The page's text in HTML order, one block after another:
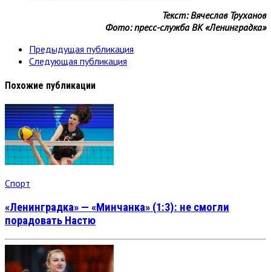
Текст: Вячеслав Труханов
Фото: пресс-служба ВК «Ленинградка»
Предыдущая публикация
Следующая публикация
Похожие публикации
Спорт
«Ленинградка» — «Минчанка» (1:3): не смогли
порадовать Настю